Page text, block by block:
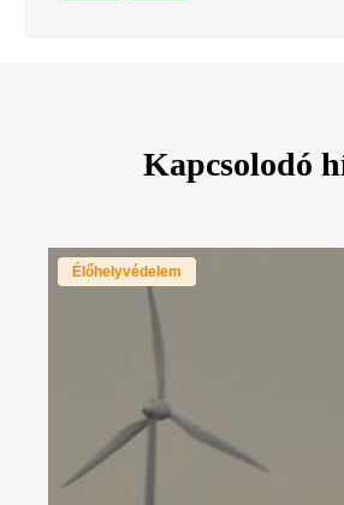
Kapcsolodó
Élőhelyvédelem